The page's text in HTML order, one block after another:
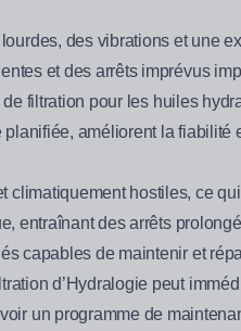
des vibrations et une
et des arrêts imprévus
filtration pour les huiles
améliorent la fiabilité
hostiles, ce
entraînant des arrêts
capables de maintenir et
d’Hydralogie peut
un programme de